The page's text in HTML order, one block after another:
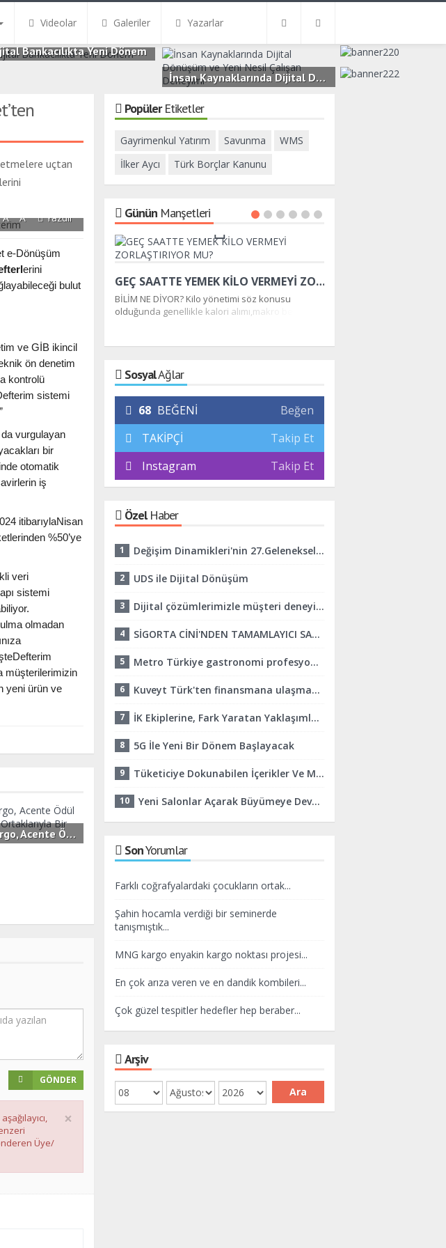
Videolar Galeriler Yazarlar
Bankacılıkta Yeni Dönem
İnsan Kaynaklarında Dijital Dönüşüm ve Yeni Nesil Çalışan Deneyimi
uçtan
A A Yazdır
e-Dönüşüm
erini
bulut
ve GİB ikincil
ön denetim
kontrolü
sistemi
da vurgulayan
bir
otomatik
iş
itibarıylaNisan
%50’ye
veri
sistemi
olmadan
müşterilerimizin
yeni ürün ve
Turkish Cargo, Acente Ödül Töreni’nde İş Ortaklarıyla Bir Araya Geldi
GÖNDER
×
Üye/
PopülerEtiketler
Gayrimenkul Yatırım Savunma
WMS
İlker Aycı
Türk Borçlar Kanunu
GününManşetleri
GEÇ SAATTE YEMEK KİLO VERMEYİ ZORLAŞTIRIYOR MU?
BİLİM NE DİYOR? Kilo yönetimi söz konusu
olduğunda genellikle kalori alımı,makro besin
çalışacağım.
SosyalAğlar
68 BEĞENİ
Beğen
TAKİPÇİ
Takip Et
Instagram
Takip Et
ÖzelHaber
1 Değişim Dinamikleri'nin 27.Geleneksel İftar Programı Gerçekleşti.
2 UDS ile Dijital Dönüşüm
3 Dijital çözümlerimizle müşteri deneyimini mükemmelleştirmeye odaklanıyoruz
4 SİGORTA CİNİ'NDEN TAMAMLAYICI SAĞLIK SİGORTASINDA KOLAYLIK
5 Metro Türkiye gastronomi profesyonellerini ve sektörü desteklemeye devam ediyor
6 Kuveyt Türk'ten finansmana ulaşmada online finans sistemi kolaylığı
7 İK Ekiplerine, Fark Yaratan Yaklaşımlar Geliştirmeleri İçin Destek Oluyoruz
8 5G İle Yeni Bir Dönem Başlayacak
9 Tüketiciye Dokunabilen İçerikler Ve Marka Yaklaşımları Yaratmaya Odaklanıyoruz
10 Yeni Salonlar Açarak Büyümeye Devam Edeceğiz
SonYorumlar
Farklı coğrafyalardaki çocukların ortak...
Şahin hocamla verdiği bir seminerde
tanışmıştık...
MNG kargo enyakin kargo noktası projesi...
En çok arıza veren ve en dandik kombileri...
Çok güzel tespitler hedefler hep beraber...
Arşiv
Ara